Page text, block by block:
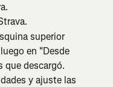
superior
en "Desde
que descargó.
y ajuste las